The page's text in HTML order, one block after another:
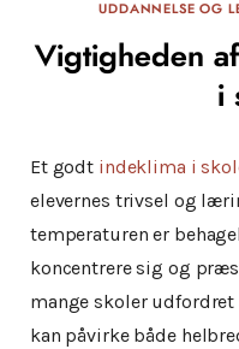
UDDANNELSE OG
Vigtigheden
i
Et godt indeklima i
elevernes trivsel og
temperaturen er
koncentrere sig og
mange skoler
kan påvirke både